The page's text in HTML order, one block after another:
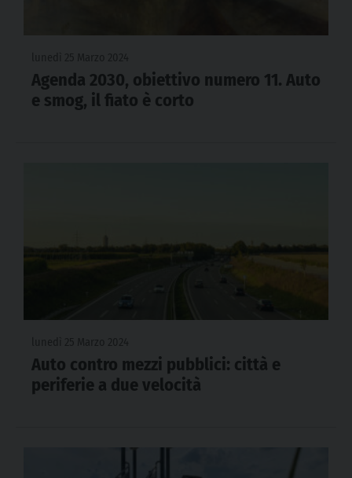
Agenda 2030, obiettivo numero 11. Auto
e smog, il fiato è corto
Auto contro mezzi pubblici: città e
periferie a due velocità